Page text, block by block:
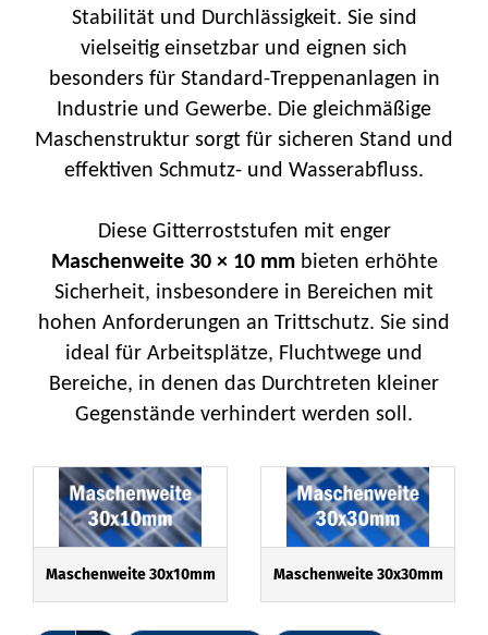
Stabilität und Durchlässigkeit. Sie sind
vielseitig einsetzbar und eignen sich
besonders für Standard-Treppenanlagen in
Industrie und Gewerbe. Die gleichmäßige
Maschenstruktur sorgt für sicheren Stand und
effektiven Schmutz- und Wasserabfluss.
Diese Gitterroststufen mit enger
Maschenweite 30 × 10 mmbieten erhöhte
Sicherheit, insbesondere in Bereichen mit
hohen Anforderungen an Trittschutz. Sie sind
ideal für Arbeitsplätze, Fluchtwege und
Bereiche, in denen das Durchtreten kleiner
Gegenstände verhindert werden soll.
Maschenweite 30x10mm Maschenweite 30x30mm